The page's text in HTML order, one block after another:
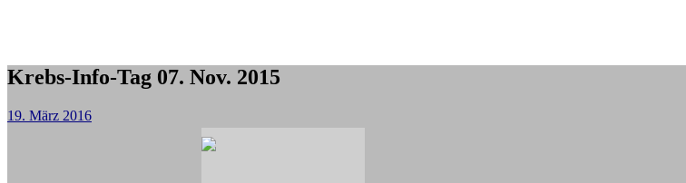
Krebs-Info-Tag 07. Nov. 2015
19. März 2016